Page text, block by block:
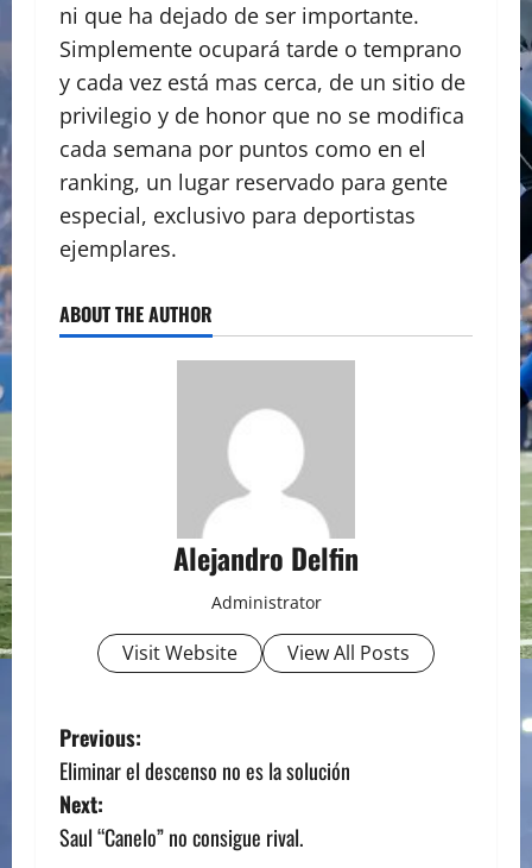
ni que ha dejado de ser importante.
Simplemente ocupará tarde o temprano
y cada vez está mas cerca, de un sitio de
privilegio y de honor que no se modifica
cada semana por puntos como en el
ranking, un lugar reservado para gente
especial, exclusivo para deportistas
ejemplares.
ABOUT THE AUTHOR
Alejandro Delfin
Administrator
Visit Website View All Posts
P
o
s
Previous:
Eliminar el descenso no es la solución
Next:
Saul “Canelo” no consigue rival.